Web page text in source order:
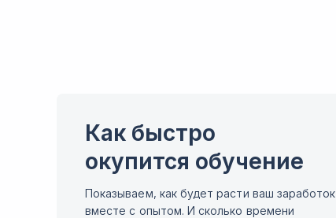
Как быстро
окупится обучение
Показываем, как будет расти ваш заработок
вместе с опытом. И сколько времени